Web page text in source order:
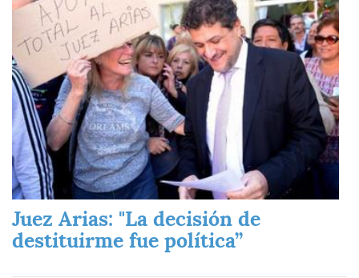
Juez Arias: "La decisión de
destituirme fue política”